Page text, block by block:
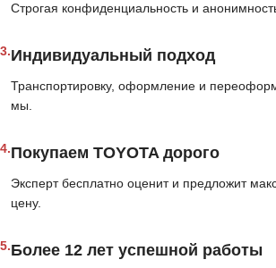
Строгая конфиденциальность и
3.Индивидуальный подход
Транспортировку, оформление и
мы.
4.Покупаем TOYOTA дорого
Эксперт бесплатно оценит и предложит
цену.
5.Более 12 лет успешной работы